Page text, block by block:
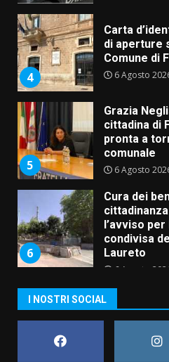
4
Carta
di aperture
Comune di
6 Agosto
5
Grazia
cittadina di
pronta a
comunale
6 Agosto
6
Cura dei
l’avviso
condivisa
Laureto
6 Agosto
assoluta de
Belvedere.
6 Agosto
I NOSTRI SOCIAL